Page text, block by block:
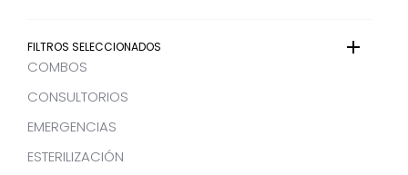
FILTROS SELECCIONADOS
COMBOS
CONSULTORIOS
EMERGENCIAS
ESTERILIZACIÓN